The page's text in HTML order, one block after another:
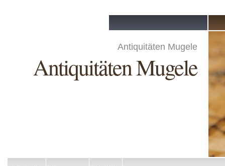
Antiquitäten Mugele
Antiquitäten Mugele